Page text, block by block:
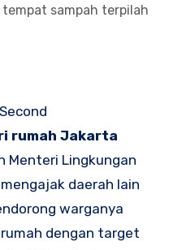
sampah terpilah
rumah Jakarta
Menteri Lingkungan
daerah lain
warganya
dengan target